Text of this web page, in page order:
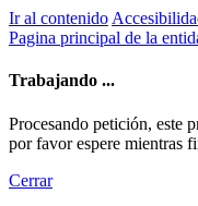
Ir al contenido
Pagina principal de la
Trabajando ...
Procesando petición, este
por favor espere mientras
Cerrar